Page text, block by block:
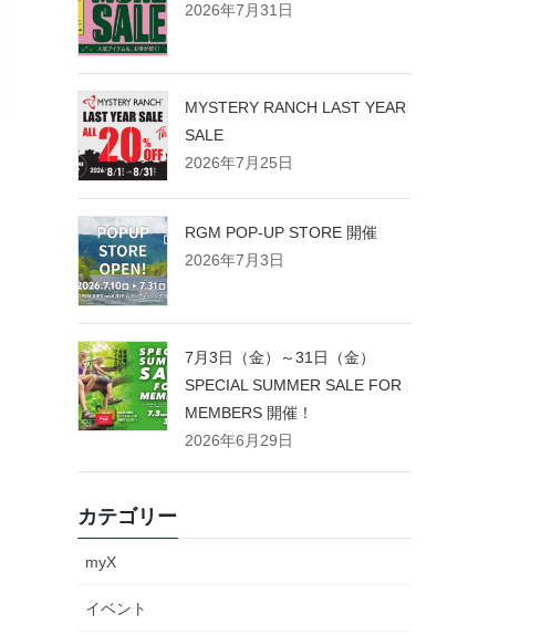
2026年7月31日
MYSTERY RANCH LAST YEAR
SALE
2026年7月25日
RGM POP-UP STORE 開催
2026年7月3日
7月3日（金）～31日（金）
SPECIAL SUMMER SALE FOR
MEMBERS 開催！
2026年6月29日
カテゴリー
myX
イベント